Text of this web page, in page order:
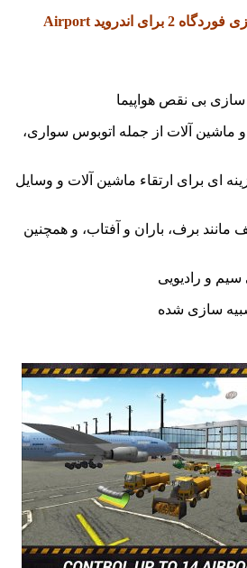
قابلیت های بازی شبیه سازی فوردگاه 2 برای اندروید Airport
بی نقص هواپیما
خودرو و ماشین آلات از جمله اتوبوس سواری،
ارتقاء ماشین آلات و وسایل
برف، باران و آفتاب، و همچنین
رادیویی